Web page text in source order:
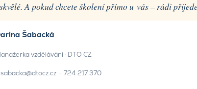
A pokud chcete školení přímo u vás – rádi
Šabacká
vzdělávání · DTO CZ
· 724 217 370